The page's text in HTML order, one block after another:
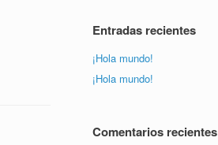
Entradas recientes
¡Hola mundo!
¡Hola mundo!
Comentarios recientes